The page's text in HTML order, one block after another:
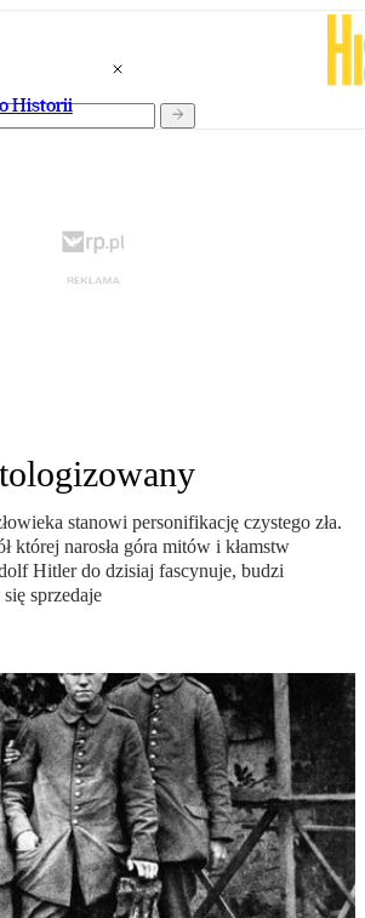
Historii
stanowi personifikację czystego zła.
której narosła góra mitów i kłamstw
Hitler do dzisiaj fascynuje, budzi
sprzedaje